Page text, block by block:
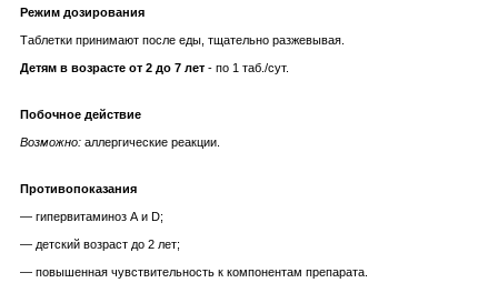
Режим дозирования
Таблетки принимают после еды, тщательно разжевывая.
Детям в возрасте от 2 до 7 лет - по 1 таб./сут.
Побочное действие
Возможно: аллергические реакции.
Противопоказания
— гипервитаминоз А и D;
— детский возраст до 2 лет;
— повышенная чувствительность к компонентам препарата.